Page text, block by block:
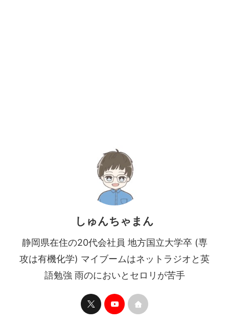
しゅんちゃまん
静岡県在住の20代会社員 地方国立大学卒 (専
攻は有機化学) マイブームはネットラジオと英
語勉強 雨のにおいとセロリが苦手